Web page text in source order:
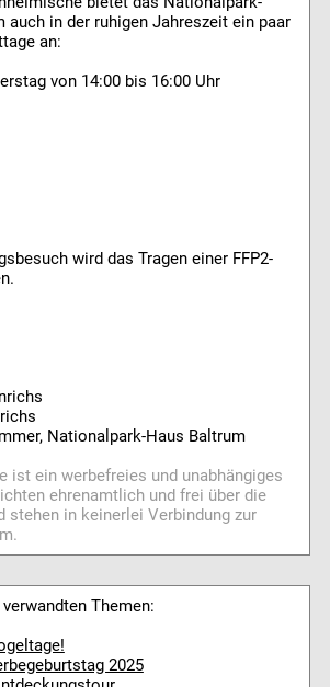
auch in der ruhigen Jahreszeit ein paar
an:
von 14:00 bis 16:00 Uhr
wird das Tragen einer FFP2-
Nationalpark-Haus Baltrum
ist ein werbefreies und unabhängiges
ehrenamtlich und frei über die
stehen in keinerlei Verbindung zur
Themen:
2025